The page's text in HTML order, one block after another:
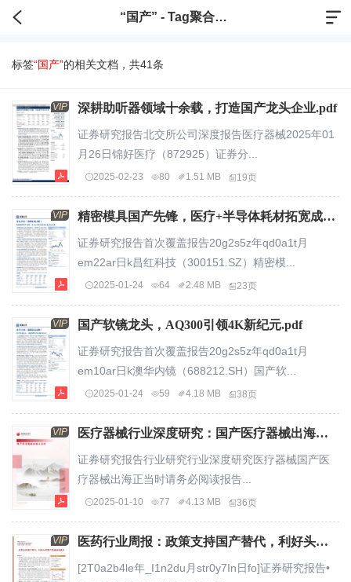
“国产” - Tag聚合标签
标签“国产”的相关文档，共41条
VIP 深耕助听器领域十余载，打造国产龙头企业.pdf
证券研究报告北交所公司深度报告医疗器械2025年01
月26日锦好医疗（872925）证券分...
2025-02-23 80 1.51 MB 19页
VIP 精密模具国产先锋，医疗+半导体耗材拓宽成长边界.pdf
证券研究报告首次覆盖报告20g2s5z年qd0a1t月
em22ar日k昌红科技（300151.SZ）精密模...
2025-01-24 64 2.48 MB 23页
VIP 国产软镜龙头，AQ300引领4K新纪元.pdf
证券研究报告首次覆盖报告20g2s5z年qd0a1t月
em10ar日k澳华内镜（688212.SH）国产软...
2025-01-24 59 4.18 MB 38页
VIP 医疗器械行业深度研究：国产医疗器械出海正当时.pdf
证券研究报告行业研究行业深度研究医疗器械国产医
疗器械出海正当时请务必阅读报告...
2025-01-10 77 4.13 MB 36页
VIP 医药行业周报：政策支持国产替代，利好头部国产器械份额提升.pdf
[2T0a2b4le年_I1n2du月str0y7In日fo]证券研究报告•